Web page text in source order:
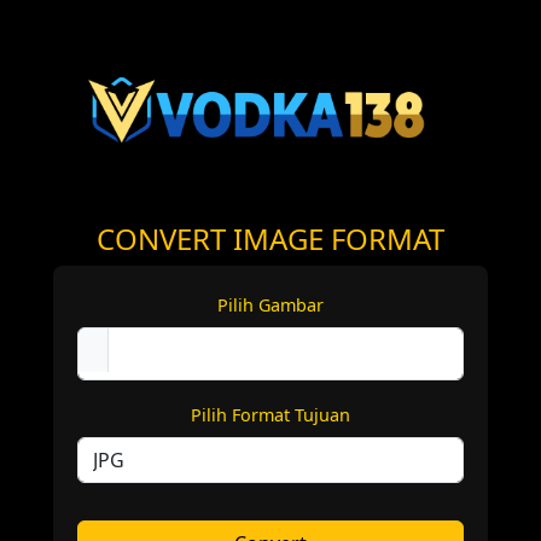
CONVERT IMAGE FORMAT
Pilih Gambar
Pilih Format Tujuan